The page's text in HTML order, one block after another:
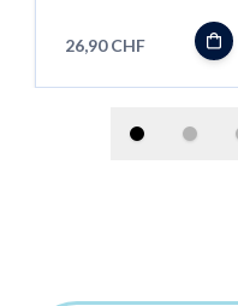
26,90 CHF